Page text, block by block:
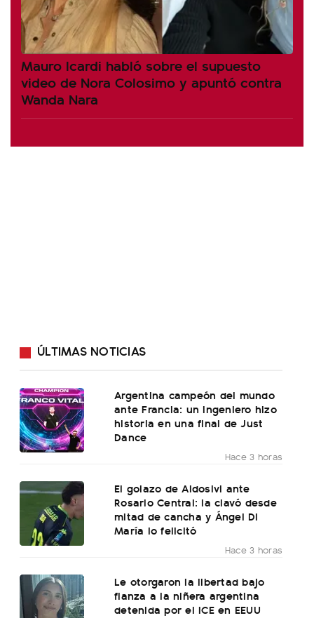
Mauro Icardi habló sobre el supuesto
video de Nora Colosimo y apuntó contra
Wanda Nara
ÚLTIMAS NOTICIAS
Argentina campeón del mundo
ante Francia: un ingeniero hizo
historia en una final de Just
Dance
Hace 3 horas
El golazo de Aldosivi ante
Rosario Central: la clavó desde
mitad de cancha y Ángel Di
María lo felicitó
Hace 3 horas
Le otorgaron la libertad bajo
fianza a la niñera argentina
detenida por el ICE en EEUU